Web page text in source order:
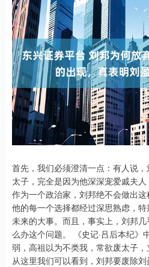
首先，我们必须澄清一点：有人说
太子，完全是因为他深深宠爱戚夫人
作为一个政治家，刘邦绝不会做出
他的每一个选择都经过深思熟虑，
未来的大事。而且，事实上，刘邦
么办这个问题。 《史记·吕后本纪》
弱，高祖以为不类我，常欲废太子，
从这里我们可以看到，刘邦要废除